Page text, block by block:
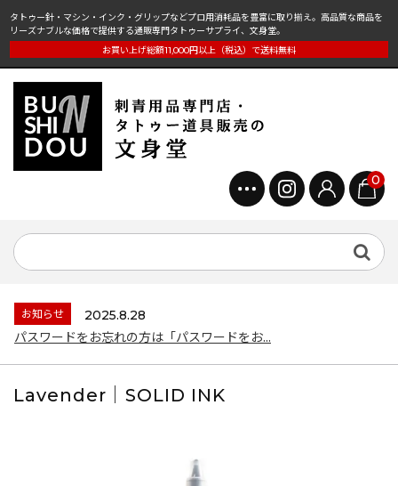
タトゥー針・マシン・インク・グリップなどプロ用消耗品を豊富に取り揃え。高品質な商品を
リーズナブルな価格で提供する通販専門タトゥーサプライ、文身堂。
お買い上げ総額11,000円以上（税込）で送料無料
0
お知らせ
2025.8.28
パスワードをお忘れの方は「パスワードをお...
Lavender｜SOLID INK